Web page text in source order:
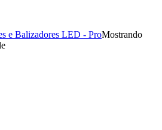
e Balizadores LED - ProMostrando